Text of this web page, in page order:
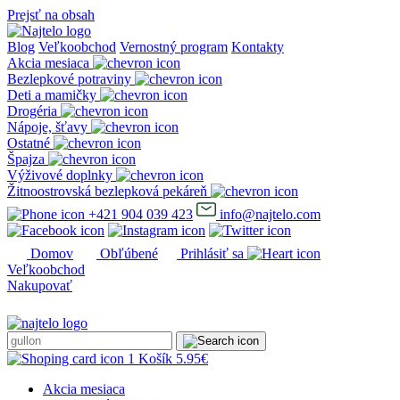
Prejsť na obsah
Blog Veľkoobchod Vernostný program Kontakty
Akcia mesiaca
Bezlepkové potraviny
Deti a mamičky
Drogéria
Nápoje, šťavy
Ostatné
Špajza
Výživové doplnky
Žitnoostrovská bezlepková pekáreň
+421 904 039 423
info@najtelo.com
Domov Obľúbené
Prihlásiť sa
Veľkoobchod
Nakupovať
1 Košík 5.95€
Akcia mesiaca